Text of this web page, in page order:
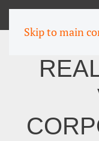
Skip to main